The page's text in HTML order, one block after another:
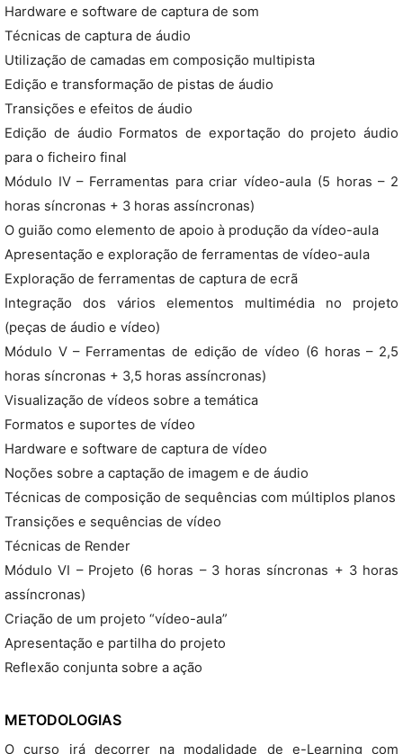
Hardware e software de captura de som
Técnicas de captura de áudio
Utilização de camadas em composição multipista
Edição e transformação de pistas de áudio
Transições e efeitos de áudio
Edição de áudio Formatos de exportação do projeto áudio
para o ficheiro final
Módulo IV – Ferramentas para criar vídeo-aula (5 horas – 2
horas síncronas + 3 horas assíncronas)
O guião como elemento de apoio à produção da vídeo-aula
Apresentação e exploração de ferramentas de vídeo-aula
Exploração de ferramentas de captura de ecrã
Integração dos vários elementos multimédia no projeto
(peças de áudio e vídeo)
Módulo V – Ferramentas de edição de vídeo (6 horas – 2,5
horas síncronas + 3,5 horas assíncronas)
Visualização de vídeos sobre a temática
Formatos e suportes de vídeo
Hardware e software de captura de vídeo
Noções sobre a captação de imagem e de áudio
Técnicas de composição de sequências com múltiplos planos
Transições e sequências de vídeo
Técnicas de Render
Módulo VI – Projeto (6 horas – 3 horas síncronas + 3 horas
assíncronas)
Criação de um projeto “vídeo-aula”
Apresentação e partilha do projeto
Reflexão conjunta sobre a ação
METODOLOGIAS
O curso irá decorrer na modalidade de e-Learning com